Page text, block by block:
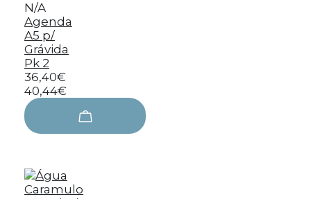
N/A
Agenda
A5 p/
Grávida
Pk 2
36,40€
40,44€